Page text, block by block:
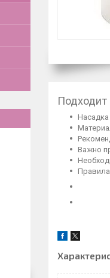
Насадка
Важно